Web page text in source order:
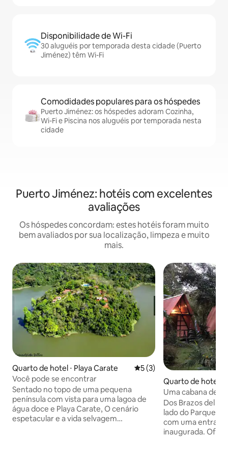
Disponibilidade de Wi-Fi
30 aluguéis por temporada desta cidade (Puerto
Jiménez) têm Wi-Fi
Comodidades populares para os hóspedes
Puerto Jiménez: os hóspedes adoram Cozinha,
Wi-Fi e Piscina nos aluguéis por temporada nesta
cidade
Puerto Jiménez: hotéis com excelentes
avaliações
Os hóspedes concordam: estes hotéis foram muito
bem avaliados por sua localização, limpeza e muito
mais.
Quarto de hotel ⋅ Playa Carate 5 de uma avaliação média
5 (3)
Você pode se encontrar
Sentado no topo de uma pequena
península com vista para uma lagoa de
água doce e Playa Carate, O cenário
espetacular e a vida selvagem
Quarto de hotel ⋅
Uma cabana de
Dos Brazos del
lado do Parque
com uma
inaugurada.